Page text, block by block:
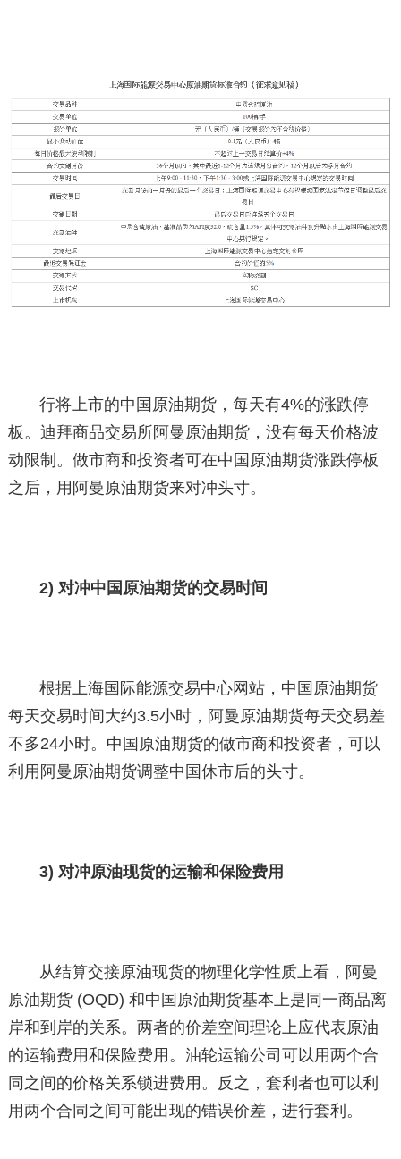
行将上市的中国原油期货，每天有4%的涨跌停
板。迪拜商品交易所阿曼原油期货，没有每天价格波
动限制。做市商和投资者可在中国原油期货涨跌停板
之后，用阿曼原油期货来对冲头寸。
2) 对冲中国原油期货的交易时间
根据上海国际能源交易中心网站，中国原油期货
每天交易时间大约3.5小时，阿曼原油期货每天交易差
不多24小时。中国原油期货的做市商和投资者，可以
利用阿曼原油期货调整中国休市后的头寸。
3) 对冲原油现货的运输和保险费用
从结算交接原油现货的物理化学性质上看，阿曼
原油期货 (OQD) 和中国原油期货基本上是同一商品离
岸和到岸的关系。两者的价差空间理论上应代表原油
的运输费用和保险费用。油轮运输公司可以用两个合
同之间的价格关系锁进费用。反之，套利者也可以利
用两个合同之间可能出现的错误价差，进行套利。